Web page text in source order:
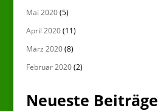
Mai 2020(5)
April 2020(11)
März 2020(8)
Februar 2020(2)
Neueste Beiträge